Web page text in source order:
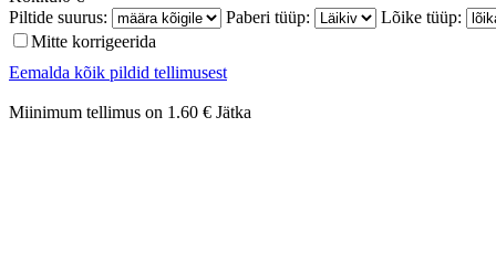
Piltide suurus:
Paberi tüüp:
Lõike tüüp:
Mitte korrigeerida
Eemalda kõik pildid tellimusest
Miinimum tellimus on 1.60 € Jätka